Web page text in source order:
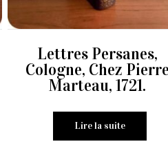
Lettres Persanes,
Cologne, Chez
Marteau, 1721.
Lire la suite